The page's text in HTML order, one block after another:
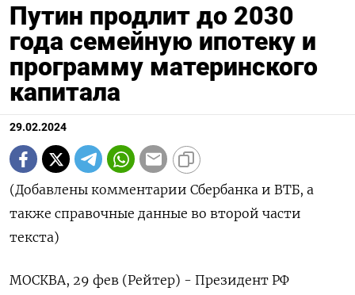
Путин продлит до 2030
года семейную ипотеку и
программу материнского
капитала
29.02.2024
(Добавлены комментарии Сбербанка и ВТБ, а
также справочные данные во второй части
текста)
МОСКВА, 29 фев (Рейтер) - Президент РФ